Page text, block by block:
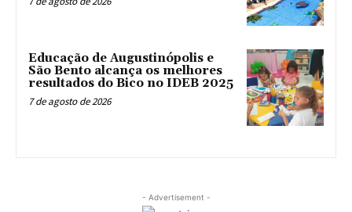
Educação de Augustinópolis e
São Bento alcança os melhores
resultados do Bico no IDEB 2025
7 de agosto de 2026
- Advertisement -